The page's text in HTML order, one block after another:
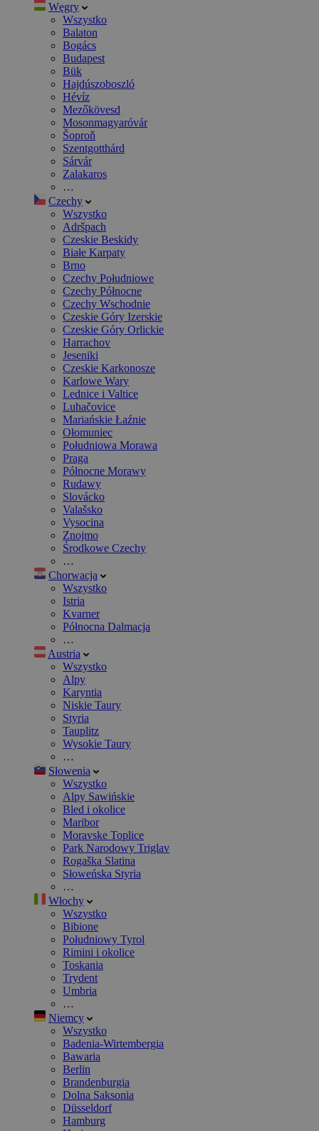
Węgry
Wszystko
Balaton
Bogács
Budapest
Bük
Hajdúszoboszló
Hévíz
Mezőkövesd
Mosonmagyaróvár
Šoproň
Szentgotthárd
Sárvár
Zalakaros
…
Czechy
Wszystko
Adršpach
Czeskie Beskidy
Białe Karpaty
Brno
Czechy Południowe
Czechy Północne
Czechy Wschodnie
Czeskie Góry Izerskie
Czeskie Góry Orlickie
Harrachov
Jeseniki
Czeskie Karkonosze
Karlowe Wary
Lednice i Valtice
Luhačovice
Mariańskie Łaźnie
Ołomuniec
Południowa Morawa
Praga
Północne Morawy
Rudawy
Slovácko
Valašsko
Vysocina
Znojmo
Środkowe Czechy
…
Chorwacja
Wszystko
Istria
Kvarner
Północna Dalmacja
…
Austria
Wszystko
Alpy
Karyntia
Niskie Taury
Styria
Tauplitz
Wysokie Taury
…
Słowenia
Wszystko
Alpy Sawińskie
Bled i okolice
Maribor
Moravske Toplice
Park Narodowy Triglav
Rogaška Slatina
Słoweńska Styria
…
Włochy
Wszystko
Bibione
Południowy Tyrol
Rimini i okolice
Toskania
Trydent
Umbria
…
Niemcy
Wszystko
Badenia-Wirtembergia
Bawaria
Berlin
Brandenburgia
Dolna Saksonia
Düsseldorf
Hamburg